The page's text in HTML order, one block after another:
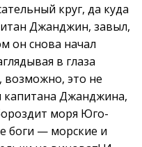
круг, да куда
Джанджин, завыл,
он снова начал
в глаза
возможно, это не
капитана Джанджина,
моря Юго-
боги — морские и